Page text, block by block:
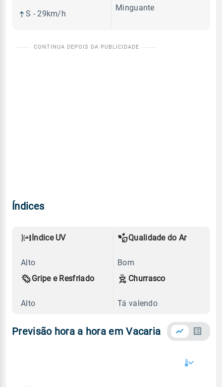
S - 29km/h
Minguante
Índices
Índice UV
Alto
Qualidade do Ar
Bom
Gripe e Resfriado
Alto
Churrasco
Tá valendo
Previsão hora a hora em Vacaria